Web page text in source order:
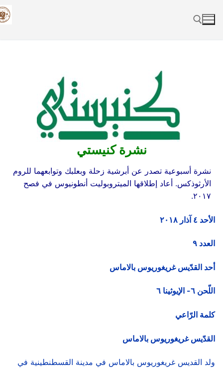
Skip
to
نشرة كنيستي
نشرة أسبوعية تصدر عن أبرشية زحلة وبعلبك وتوابعهما للروم
الأرثوذكس. أعاد إطلاقها الميتروبوليت أنطونيوس في فصح
٢٠١٧.
الأحد ٤ آذار ۲٠١٨
العدد ٩
أحد القدّيس غريغوريوس بالاماس
اللّحن ٦- الإيوثينا ٦
كلمة الرّاعي
القدّيس غريغوريوس بالاماس
ولد القديس غريغوريوس بالاماس في مدينة القسطنطينية في